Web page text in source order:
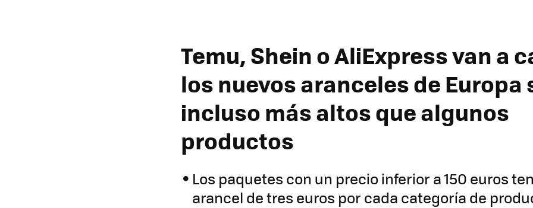
Temu, Shein o AliExpress van a
los nuevos aranceles de Europa
incluso más altos que algunos
productos
Los paquetes con un precio inferior a 150 euros
arancel de tres euros por cada categoría de